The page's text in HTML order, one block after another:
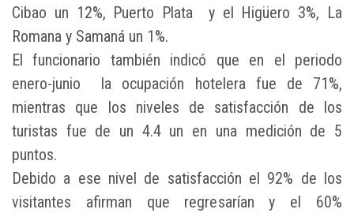
Cibao un 12%, Puerto Plata y el Higüero 3%, La
Romana y Samaná un 1%.
El funcionario también indicó que en el periodo
enero-junio la ocupación hotelera fue de 71%,
mientras que los niveles de satisfacción de los
turistas fue de un 4.4 un en una medición de 5
puntos.
Debido a ese nivel de satisfacción el 92% de los
visitantes afirman que regresarían y el 60%